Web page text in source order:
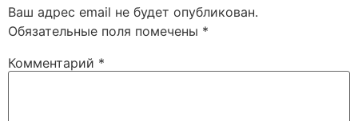
Ваш адрес email не будет опубликован.
Обязательные поля помечены *
Комментарий *